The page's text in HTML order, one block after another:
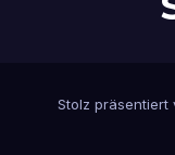
Stolz präsentiert